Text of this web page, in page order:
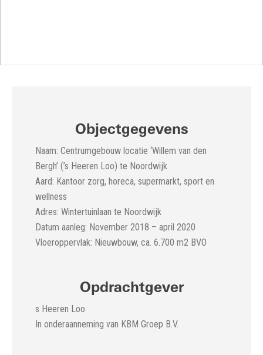
Objectgegevens
Naam: Centrumgebouw locatie ‘Willem van den
Bergh’ (’s Heeren Loo) te Noordwijk
Aard: Kantoor zorg, horeca, supermarkt, sport en
wellness
Adres: Wintertuinlaan te Noordwijk
Datum aanleg: November 2018 – april 2020
Vloeroppervlak: Nieuwbouw, ca. 6.700 m2 BVO
Opdrachtgever
s Heeren Loo
In onderaanneming van KBM Groep B.V.